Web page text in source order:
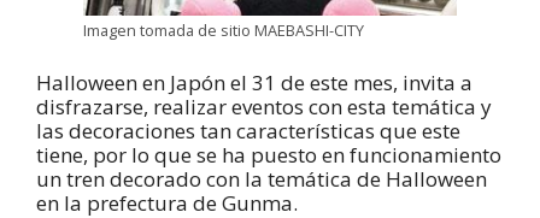
Imagen tomada de sitio MAEBASHI-CITY
Halloween en Japón el 31 de este mes, invita a
disfrazarse, realizar eventos con esta temática y
las decoraciones tan características que este
tiene, por lo que se ha puesto en funcionamiento
un tren decorado con la temática de Halloween
en la prefectura de Gunma.